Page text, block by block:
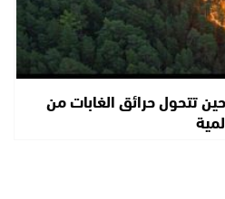
تتحول حرائق الغابات من